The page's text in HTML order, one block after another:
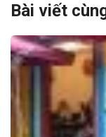
Bài viết